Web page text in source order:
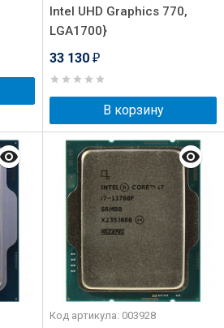
Intel UHD Graphics 770,
LGA1700}
33 130 ₽
В корзину
Код артикула: 003928